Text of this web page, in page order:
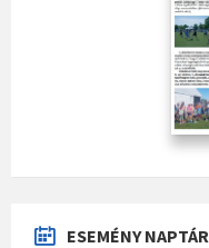
ESEMÉNY NAPTÁR